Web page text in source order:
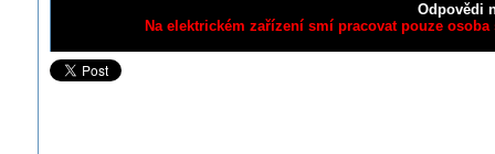
Odpovědi
Na elektrickém zařízení smí pracovat pouze